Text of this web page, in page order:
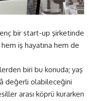
bir start-up şirketinde
iş hayatına hem de
biri bu konuda; yaş
değerli olabileceğini
arası köprü kurarken